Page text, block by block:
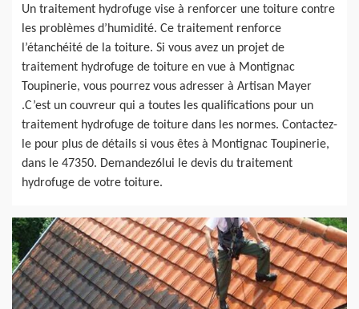
Un traitement hydrofuge vise à renforcer une toiture contre
les problèmes d’humidité. Ce traitement renforce
l’étanchéité de la toiture. Si vous avez un projet de
traitement hydrofuge de toiture en vue à Montignac
Toupinerie, vous pourrez vous adresser à Artisan Mayer
.C’est un couvreur qui a toutes les qualifications pour un
traitement hydrofuge de toiture dans les normes. Contactez-
le pour plus de détails si vous êtes à Montignac Toupinerie,
dans le 47350. Demandez6lui le devis du traitement
hydrofuge de votre toiture.